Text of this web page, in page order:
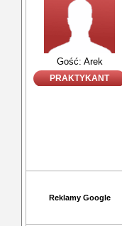
Gość: Arek
PRAKTYKANT
Reklamy Google